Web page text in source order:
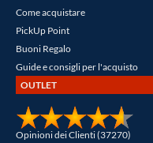
Come acquistare
PickUp Point
Buoni Regalo
Guide e consigli per l'acquisto
OUTLET
Opinioni dei Clienti (37270)